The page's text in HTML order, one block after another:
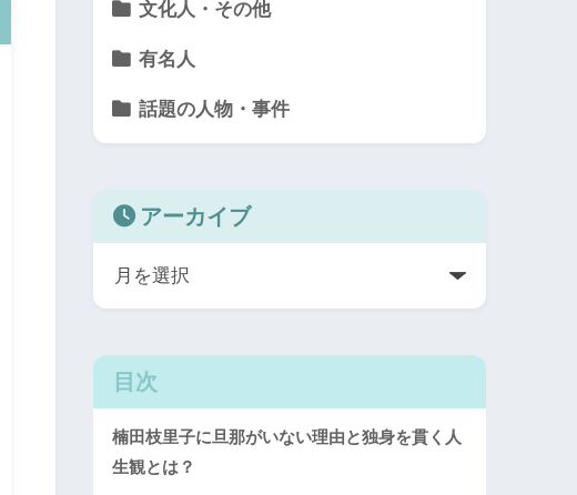
文化人・その他
有名人
話題の人物・事件
アーカイブ
目次
楠田枝里子に旦那がいない理由と独身を貫く人
生観とは？